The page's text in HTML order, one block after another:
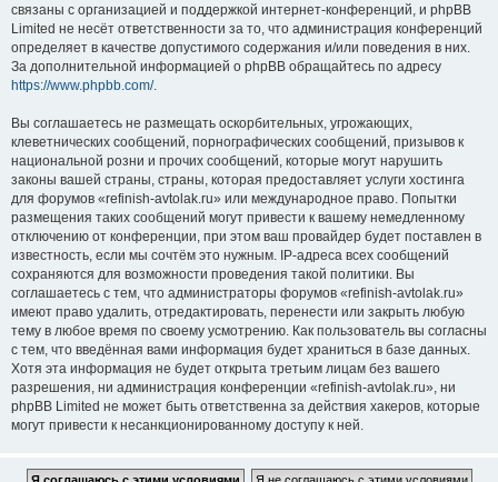
связаны с организацией и поддержкой интернет-конференций, и phpBB
Limited не несёт ответственности за то, что администрация конференций
определяет в качестве допустимого содержания и/или поведения в них.
За дополнительной информацией о phpBB обращайтесь по адресу
https://www.phpbb.com/.
Вы соглашаетесь не размещать оскорбительных, угрожающих,
клеветнических сообщений, порнографических сообщений, призывов к
национальной розни и прочих сообщений, которые могут нарушить
законы вашей страны, страны, которая предоставляет услуги хостинга
для форумов «refinish-avtolak.ru» или международное право. Попытки
размещения таких сообщений могут привести к вашему немедленному
отключению от конференции, при этом ваш провайдер будет поставлен в
известность, если мы сочтём это нужным. IP-адреса всех сообщений
сохраняются для возможности проведения такой политики. Вы
соглашаетесь с тем, что администраторы форумов «refinish-avtolak.ru»
имеют право удалить, отредактировать, перенести или закрыть любую
тему в любое время по своему усмотрению. Как пользователь вы согласны
с тем, что введённая вами информация будет храниться в базе данных.
Хотя эта информация не будет открыта третьим лицам без вашего
разрешения, ни администрация конференции «refinish-avtolak.ru», ни
phpBB Limited не может быть ответственна за действия хакеров, которые
могут привести к несанкционированному доступу к ней.